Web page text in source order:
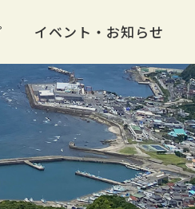
イベント・お知らせ